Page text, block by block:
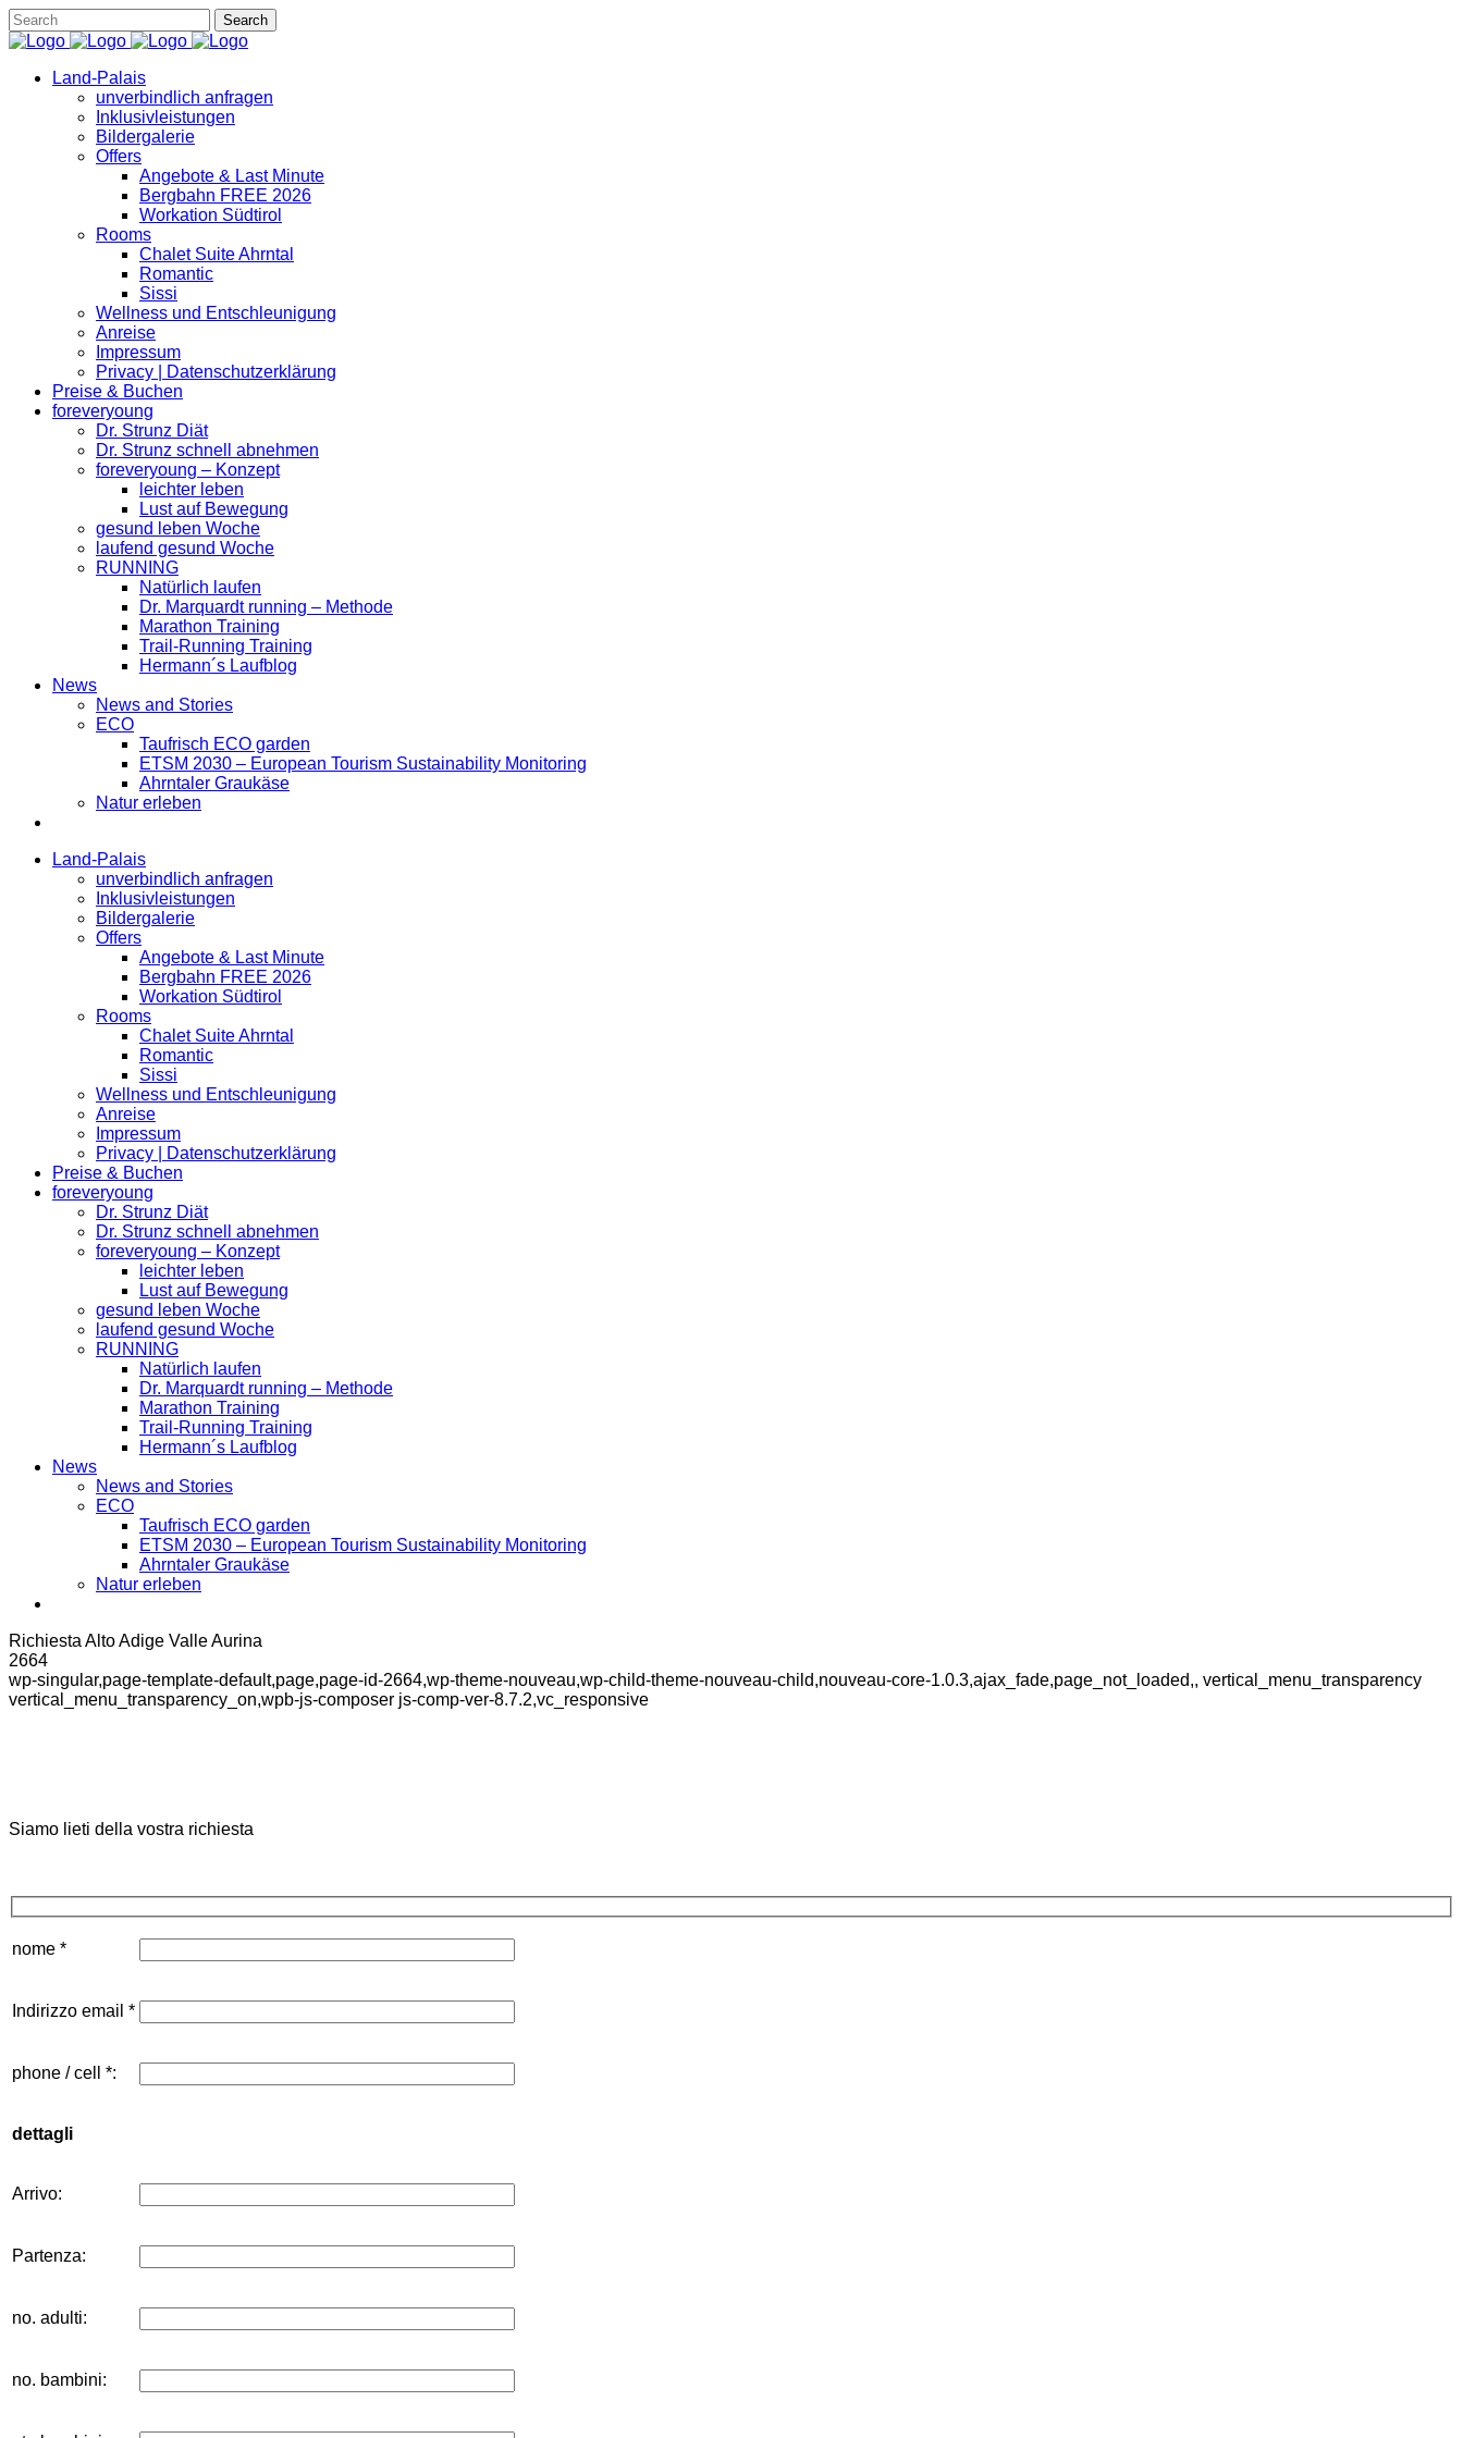
Land-Palais
unverbindlich anfragen
Inklusivleistungen
Bildergalerie
Offers
Angebote & Last Minute
Bergbahn FREE 2026
Workation Südtirol
Rooms
Chalet Suite Ahrntal
Romantic
Sissi
Wellness und Entschleunigung
Anreise
Impressum
Privacy | Datenschutzerklärung
Preise & Buchen
foreveryoung
Dr. Strunz Diät
Dr. Strunz schnell abnehmen
foreveryoung – Konzept
leichter leben
Lust auf Bewegung
gesund leben Woche
laufend gesund Woche
RUNNING
Natürlich laufen
Dr. Marquardt running – Methode
Marathon Training
Trail-Running Training
Hermann´s Laufblog
News
News and Stories
ECO
Taufrisch ECO garden
ETSM 2030 – European Tourism Sustainability Monitoring
Ahrntaler Graukäse
Natur erleben
Land-Palais
unverbindlich anfragen
Inklusivleistungen
Bildergalerie
Offers
Angebote & Last Minute
Bergbahn FREE 2026
Workation Südtirol
Rooms
Chalet Suite Ahrntal
Romantic
Sissi
Wellness und Entschleunigung
Anreise
Impressum
Privacy | Datenschutzerklärung
Preise & Buchen
foreveryoung
Dr. Strunz Diät
Dr. Strunz schnell abnehmen
foreveryoung – Konzept
leichter leben
Lust auf Bewegung
gesund leben Woche
laufend gesund Woche
RUNNING
Natürlich laufen
Dr. Marquardt running – Methode
Marathon Training
Trail-Running Training
Hermann´s Laufblog
News
News and Stories
ECO
Taufrisch ECO garden
ETSM 2030 – European Tourism Sustainability Monitoring
Ahrntaler Graukäse
Natur erleben
Richiesta Alto Adige Valle Aurina
2664
wp-singular,page-template-default,page,page-id-2664,wp-theme-nouveau,wp-child-theme-nouveau-child,nouveau-core-1.0.3,ajax_fade,page_not_loaded,, vertical_menu_transparency
vertical_menu_transparency_on,wpb-js-composer js-comp-ver-8.7.2,vc_responsive
Siamo lieti della vostra richiesta
nome *
Indirizzo email *
phone / cell *:
dettagli
Arrivo:
Partenza:
no. adulti:
no. bambini: